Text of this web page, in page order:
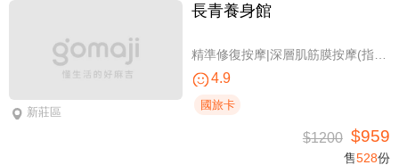
新莊區
長青養身館
4.9
國旅卡
$1200 $959
售528份